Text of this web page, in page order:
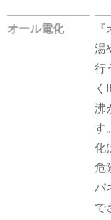
オール電化
湯
行
く
沸
す
化
危
パ
で